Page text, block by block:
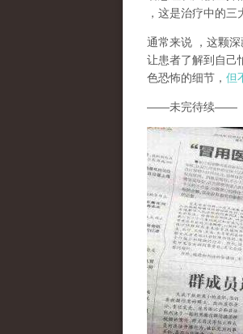
，这是治疗中的三
通常来说 ，这颗
让患者了解到自己
色恐怖的细节， 但
——未完待续——